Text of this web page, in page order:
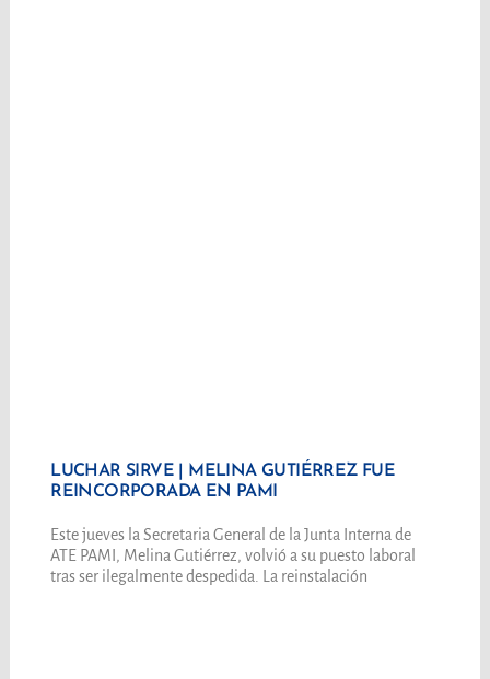
LUCHAR SIRVE | MELINA GUTIÉRREZ FUE
REINCORPORADA EN PAMI
Este jueves la Secretaria General de la Junta Interna de
ATE PAMI, Melina Gutiérrez, volvió a su puesto laboral
tras ser ilegalmente despedida. La reinstalación